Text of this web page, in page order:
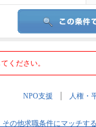
ください。
NPO支援 人権・
の他求職条件にマッチす